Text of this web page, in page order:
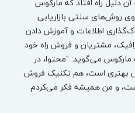
روش‌های سنتی بازاریابی
۶ ماه از اشتراک‌گذاری اطلاعات و آموزش دادن
مشتریان و فروش راه خود
مارکوس می‌گوید: “محتوا، در
بهتری است، هم تکنیک فروش
و من همیشه فکر می‌کردم